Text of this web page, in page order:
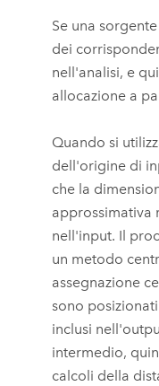
Se una
dei
nell'analisi, e
allocazione a
Quando si
dell'origine di
che la
approssimativa
nell'input. Il
un metodo
assegnazione
sono
inclusi
intermedio,
calcoli della